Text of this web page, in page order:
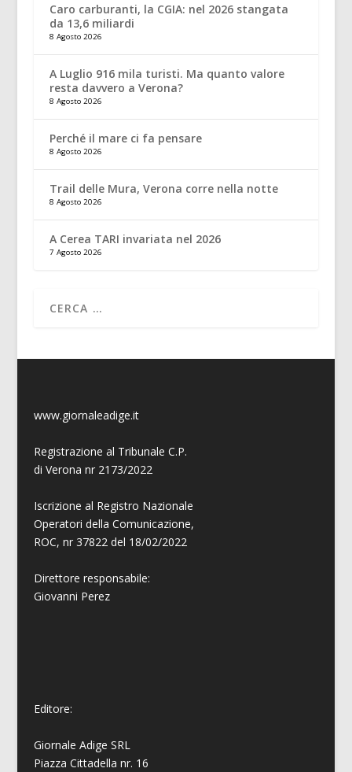
Caro carburanti, la CGIA: nel 2026 stangata
da 13,6 miliardi
8 Agosto 2026
A Luglio 916 mila turisti. Ma quanto valore
resta davvero a Verona?
8 Agosto 2026
Perché il mare ci fa pensare
8 Agosto 2026
Trail delle Mura, Verona corre nella notte
8 Agosto 2026
A Cerea TARI invariata nel 2026
7 Agosto 2026
www.giornaleadige.it
Registrazione al Tribunale C.P.
di Verona nr 2173/2022
Iscrizione al Registro Nazionale
Operatori della Comunicazione,
ROC, nr 37822 del 18/02/2022
Direttore responsabile:
Giovanni Perez
Editore:
Giornale Adige SRL
Piazza Cittadella nr. 16